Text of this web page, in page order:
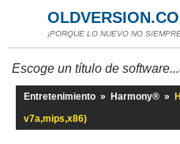
¡PORQUE LO NUEVO NO
Escoge un título de software...
Entretenimiento » Harmony® »
v7a,mips,x86)